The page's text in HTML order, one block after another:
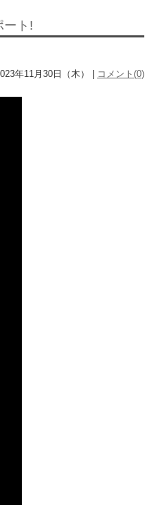
ート!
年11月30日（木） | コメント(0)